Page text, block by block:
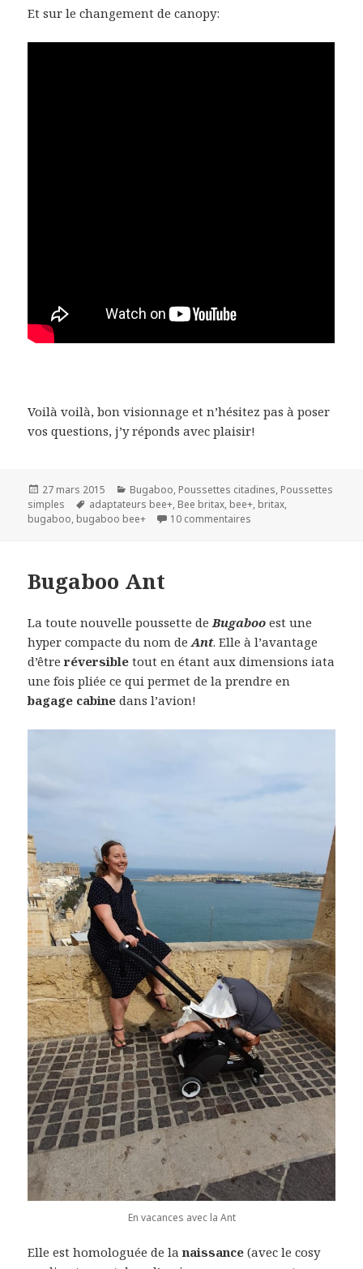
Et sur le changement de canopy:
Voilà voilà, bon visionnage et n’hésitez pas à poser
vos questions, j’y réponds avec plaisir!
Publié
le
27 mars 2015 Catégories
Bugaboo, Poussettes citadines, Poussettes
simples
Mots-
clés
adaptateurs bee+, Bee britax, bee+, britax,
bugaboo, bugaboo bee+ 10 commentaires
Bugaboo Ant
La toute nouvelle poussette de Bugaboo est une
hyper compacte du nom deAnt. Elle à l’avantage
d’êtreréversible tout en étant aux dimensions iata
une fois pliée ce qui permet de la prendre en
bagage cabine dans l’avion!
En vacances avec la Ant
Elle est homologuée de lanaissance (avec le cosy